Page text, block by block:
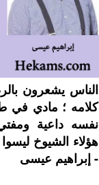
الناس يشعرون
كلامه ؛ مادي في
نفسه داعية
هؤلاء الشيوخ
- إبراهيم عيسى